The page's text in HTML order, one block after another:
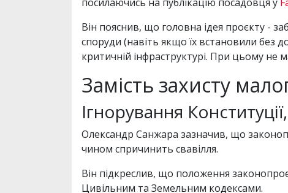
посилаючись на публікацію посадовця у
Він пояснив, що головна ідея проєкту -
споруди (навіть якщо їх встановили без
критичній інфраструктурі. При цьому не
Замість захисту
Ігнорування
Олександр Санжара зазначив, що
чином спричинить свавілля.
Він підкреслив, що положення
Цивільним та Земельним кодексами.